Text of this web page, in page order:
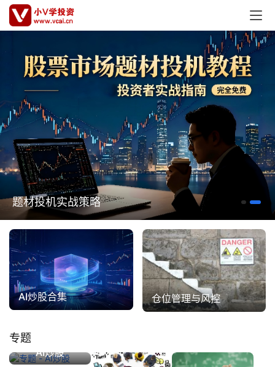
题材投机实战策略
AI炒股合集 仓位管理与风控
专题
AI炒股